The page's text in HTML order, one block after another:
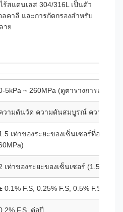
สแตนเลส 304/316L เป็นตัว
คาลี และการกัดกรองสําหรับ
าย
5kPa ~ 260MPa (ดูตารางการเลือกรา
วามดันวัด ความดันสมบูรณ์ ความดันล
เท่าของระยะของเซ็นเซอร์ที่อนุญาต
เท่าของระยะของเซ็นเซอร์ (1.5 เท่าสํ
0.1% F.S, 0.25% F.S, 0.5% F.S (ไม่จํ
F.S. ต่อปี